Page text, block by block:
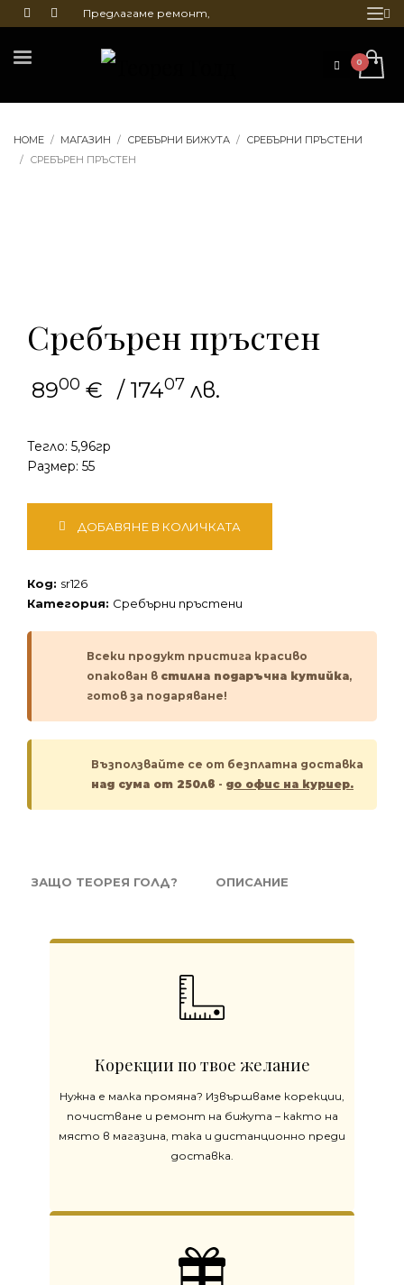
Предлагаме ремонт,
на бижута
HOME МАГАЗИН СРЕБЪРНИ БИЖУТА
СРЕБЪРНИ ПРЪСТЕНИ
СРЕБЪРЕН ПРЪСТЕН
Сребърен пръстен
8900 € / 17407 лв.
Тегло: 5,96гр
Размер: 55
Сребърен
ДОБАВЯНЕ В КОЛИЧКАТА
Код: sr126
Категория: Сребърни пръстени
Всеки продукт пристига красиво
опакован в стилна подаръчна кутийка,
готов за подаряване!
Възползвайте се от безплатна доставка
над сума от 250лв - до офис на куриер.
ЗАЩО ТЕОРЕЯ ГОЛД? ОПИСАНИЕ
Корекции по твое желание
Нужна е малка промяна? Извършваме корекции,
почистване и ремонт на бижута – както на
място в магазина, така и дистанционно преди
доставка.